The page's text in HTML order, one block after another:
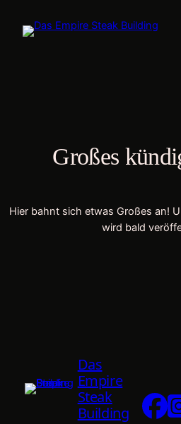
Großes
Hier bahnt sich etwas Großes an!
wird bald
Das
Empire
Steak
Building